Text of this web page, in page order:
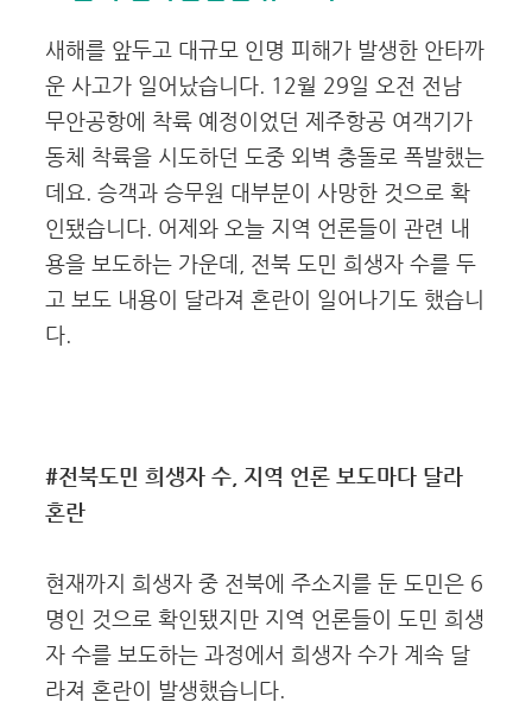
새해를 앞두고 대규모 인명 피해가 발생한 안타까
운 사고가 일어났습니다. 12월 29일 오전 전남
무안공항에 착륙 예정이었던 제주항공 여객기가
동체 착륙을 시도하던 도중 외벽 충돌로 폭발했는
데요. 승객과 승무원 대부분이 사망한 것으로 확
인됐습니다. 어제와 오늘 지역 언론들이 관련 내
용을 보도하는 가운데, 전북 도민 희생자 수를 두
고 보도 내용이 달라져 혼란이 일어나기도 했습니
다.
#전북도민 희생자 수, 지역 언론 보도마다 달라
혼란
현재까지 희생자 중 전북에 주소지를 둔 도민은 6
명인 것으로 확인됐지만 지역 언론들이 도민 희생
자 수를 보도하는 과정에서 희생자 수가 계속 달
라져 혼란이 발생했습니다.